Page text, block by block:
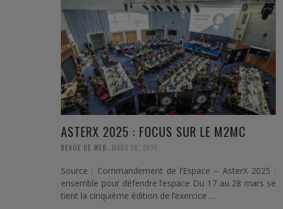
ASTERX 2025 : FOCUS SUR LE M2MC
REVUE DE WEB MARS 18, 2025
Source : Commandement de l’Espace – AsterX 2025 :
ensemble pour défendre l’espace Du 17 au 28 mars se
tient la cinquième édition de l’exercice …